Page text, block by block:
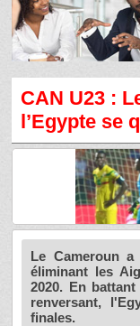
CAN U23 :
l’Egypte se
Le Cameroun
éliminant les
2020. En
renversant,
finales.